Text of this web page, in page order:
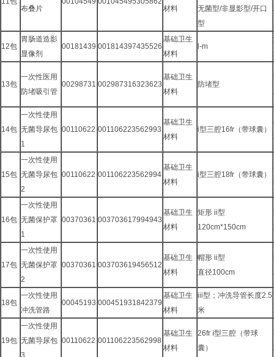
布叠片
材料
无菌型/非显影型/开口
型
12包
胃肠道造影
显像剂
00181439 001814397435526
基础卫生
材料
l-m
13包
一次性医用
防堵吸引管
00298731 002987316323623
基础卫生
材料
防堵型
14包
一次性使用
无菌导尿包
1
00110622 001106223562993
基础卫生
材料
i型三腔16fr（带球囊）
15包
一次性使用
无菌导尿包
2
00110622 001106223562994
基础卫生
材料
i型三腔18fr（带球囊）
16包
一次性使用
无菌保护罩
1
00370361 003703617994943
基础卫生
材料
矩形 ii型
120cm*150cm
17包
一次性使用
无菌保护罩
2
00370361 003703619456512
基础卫生
材料
帽形 ii型
直径100cm
18包
一次性使用
冲洗管路
00045193 000451931842379
基础卫生
材料
iii型；冲洗导管长度2.5
米
19包
一次性使用
无菌导尿包
3
00110622 001106223562998
基础卫生
材料
26fr ⅰ型三腔（带球
囊）